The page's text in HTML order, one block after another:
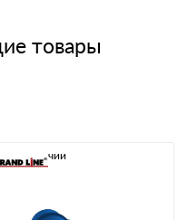
товары
В наличии